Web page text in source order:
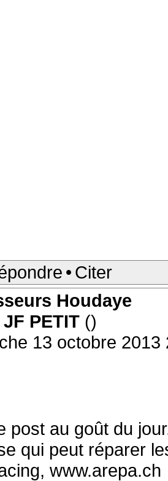
• Citer
Houdaye
JF PETIT ()
13 octobre 2013
post au goût du
qui peut réparer
www.arepa.ch